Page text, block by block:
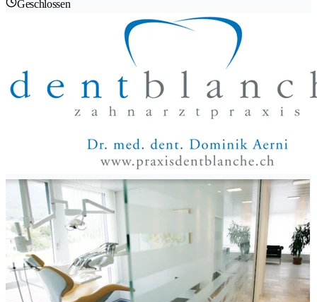
Geschlossen